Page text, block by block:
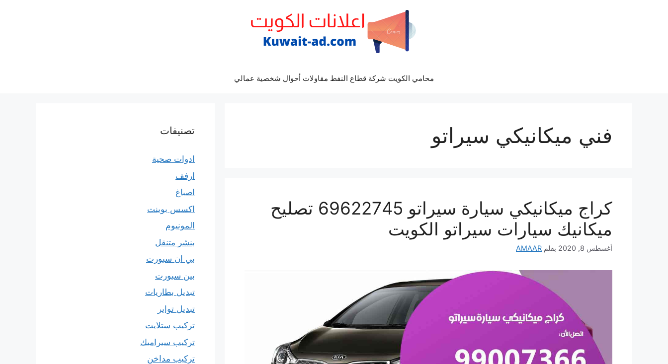
محامي الكويت شركة قطاع النفط مقاولات أحوال شخصية عمالي
فني ميكانيكي سيراتو
كراج ميكانيكي سيارة سيراتو 69622745 تصليح
ميكانيك سيارات سيراتو الكويت
أغسطس 8, 2020 بقلم AMAAR
تصنيفات
ادوات صحية
ارفف
اصباغ
اكسس بوينت
المونيوم
بنشر متنقل
بي ان سبورت
بين سبورت
تبديل بطاريات
تبديل تواير
تركيب ستلايت
تركيب سيراميك
تركيب مداخن